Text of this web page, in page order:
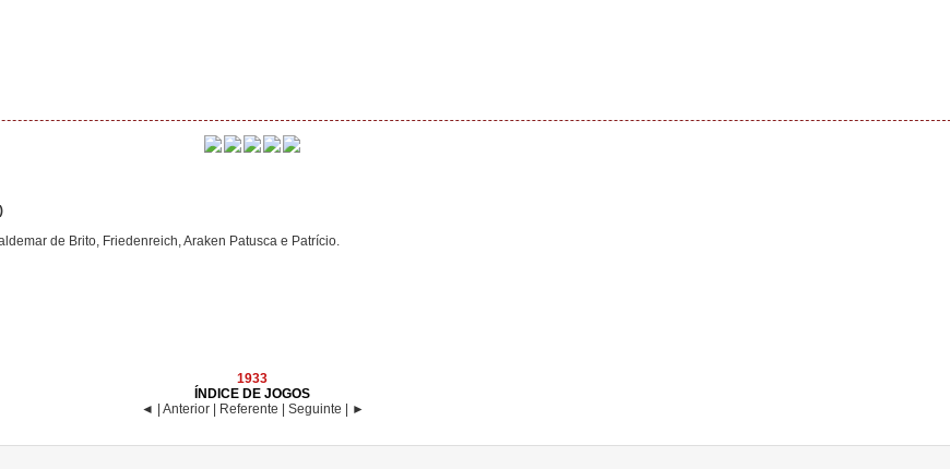
de Brito, Friedenreich, Araken Patusca e Patrício.
1933
ÍNDICE DE JOGOS
◄ | Anterior | Referente | Seguinte | ►